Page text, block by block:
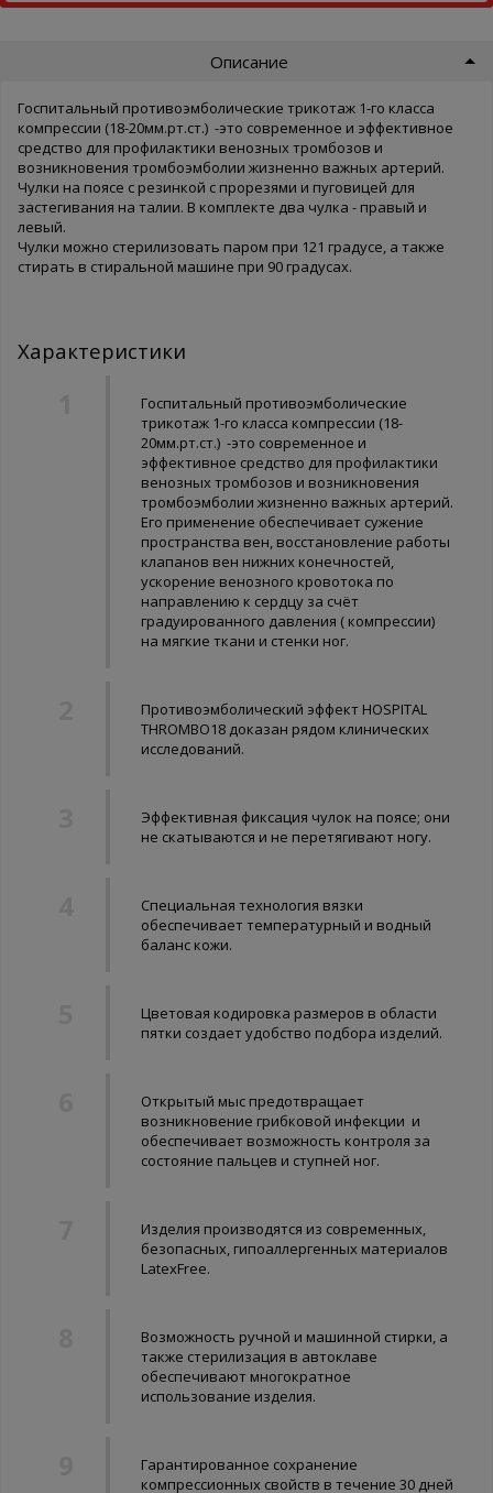
Описание
Госпитальный противоэмболические трикотаж 1-го класса
компрессии (18-20мм.рт.ст.) -это современное и эффективное
средство для профилактики венозных тромбозов и
возникновения тромбоэмболии жизненно важных артерий.
Чулки на поясе с резинкой с прорезями и пуговицей для
застегивания на талии. В комплекте два чулка - правый и
левый.
Чулки можно стерилизовать паром при 121 градусе, а также
стирать в стиральной машине при 90 градусах.
Характеристики
Госпитальный противоэмболические
трикотаж 1-го класса компрессии (18-
20мм.рт.ст.) -это современное и
эффективное средство для профилактики
венозных тромбозов и возникновения
тромбоэмболии жизненно важных артерий.
Его применение обеспечивает сужение
пространства вен, восстановление работы
клапанов вен нижних конечностей,
ускорение венозного кровотока по
направлению к сердцу за счёт
градуированного давления ( компрессии)
на мягкие ткани и стенки ног.
Противоэмболический эффект HOSPITAL
THROMBO18 доказан рядом клинических
исследований.
Эффективная фиксация чулок на поясе; они
не скатываются и не перетягивают ногу.
Специальная технология вязки
обеспечивает температурный и водный
баланс кожи.
Цветовая кодировка размеров в области
пятки создает удобство подбора изделий.
Открытый мыс предотвращает
возникновение грибковой инфекции и
обеспечивает возможность контроля за
состояние пальцев и ступней ног.
Изделия производятся из современных,
безопасных, гипоаллергенных материалов
LatexFree.
Возможность ручной и машинной стирки, а
также стерилизация в автоклаве
обеспечивают многократное
использование изделия.
Гарантированное сохранение
компрессионных свойств в течение 30 дней